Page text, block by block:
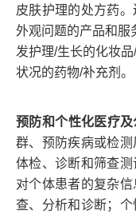
皮肤护理的处方药
外观问题的产品和服
发护理/生长的化妆
状况的药物/补充剂。
预防和个性化医疗及
群、预防疾病或检
体检、诊断和筛查
对个体患者的复杂
查、分析和诊断；